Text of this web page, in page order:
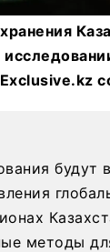
будут
методы